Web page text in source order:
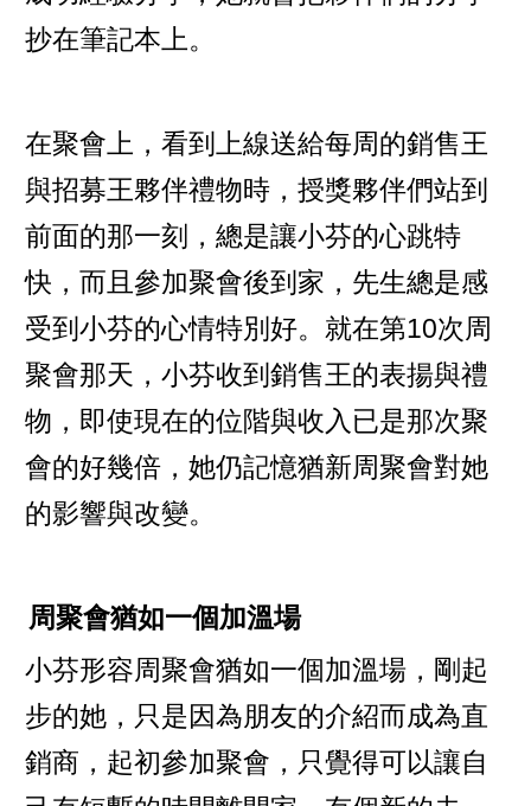
抄在筆記本上。
在聚會上，看到上線送給每周的銷售王
與招募王夥伴禮物時，授獎夥伴們站到
前面的那一刻，總是讓小芬的心跳特
快，而且參加聚會後到家，先生總是感
受到小芬的心情特別好。就在第10次周
聚會那天，小芬收到銷售王的表揚與禮
物，即使現在的位階與收入已是那次聚
會的好幾倍，她仍記憶猶新周聚會對她
的影響與改變。
周聚會猶如一個加溫場
小芬形容周聚會猶如一個加溫場，剛起
步的她，只是因為朋友的介紹而成為直
銷商，起初參加聚會，只覺得可以讓自